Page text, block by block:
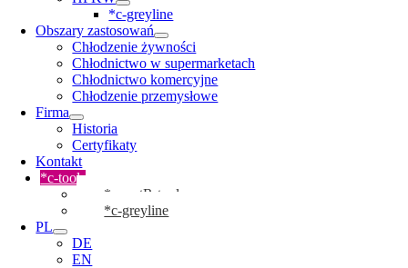
*c-greyline
Obszary zastosowań
Chłodzenie żywności
Chłodnictwo w supermarketach
Chłodnictwo komercyjne
Chłodzenie przemysłowe
Firma
Historia
Certyfikaty
Kontakt
*c-tools
*cmartR-tool
*c-greyline
PL
DE
EN